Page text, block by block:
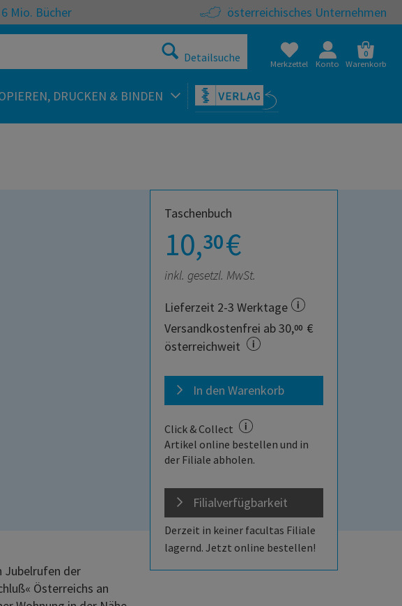
6 Mio. Bücher österreichisches Unternehmen
Detailsuche Merkzettel Konto
0
Warenkorb
DRUCKEN & BINDEN
Taschenbuch
10,30€
inkl. gesetzl. MwSt.
Lieferzeit 2-3 Werktage
Versandkostenfrei ab 30,00 €
österreichweit
In den Warenkorb
Click & Collect
Artikel online bestellen und in
der Filiale abholen.
Filialverfügbarkeit
Derzeit in keiner facultas Filiale
lagernd. Jetzt online bestellen!
Jubelrufen der
Österreichs an